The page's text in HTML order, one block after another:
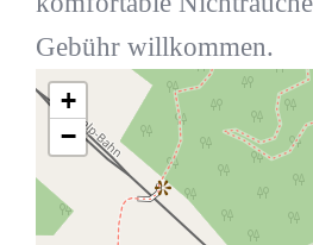
Gebühr willkommen.
+
−